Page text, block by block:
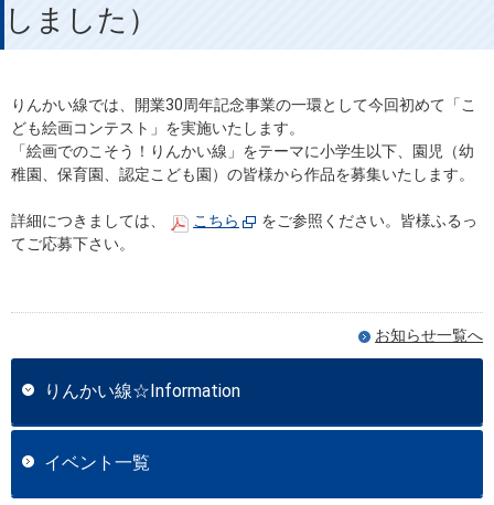
しました）
りんかい線では、開業30周年記念事業の一環として今回初めて「こ
ども絵画コンテスト」を実施いたします。
「絵画でのこそう！りんかい線」をテーマに小学生以下、園児（幼
稚園、保育園、認定こども園）の皆様から作品を募集いたします。
詳細につきましては、 こちら
をご参照ください。皆様ふるっ
てご応募下さい。
お知らせ一覧へ
りんかい線☆Information
イベント一覧